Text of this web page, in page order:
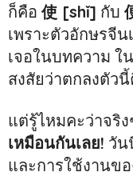
ก็คือ 使 [shǐ] กับ
เพราะตัวอักษรจี
เจอในบทความ ใ
สงสัยว่าตกลงตัว
แต่รู้ไหมคะว่าจริง
เหมือนกันเลย! วัน
และการใช้งานข